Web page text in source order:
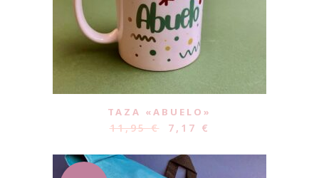
TAZA «ABUELO»
11,95€ 7,17 €